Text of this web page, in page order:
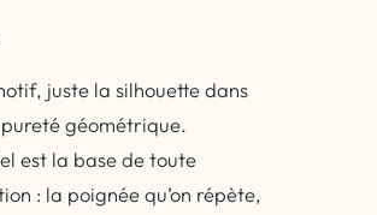
juste la silhouette dans
géométrique.
est la base de toute
: la poignée qu’on répète,